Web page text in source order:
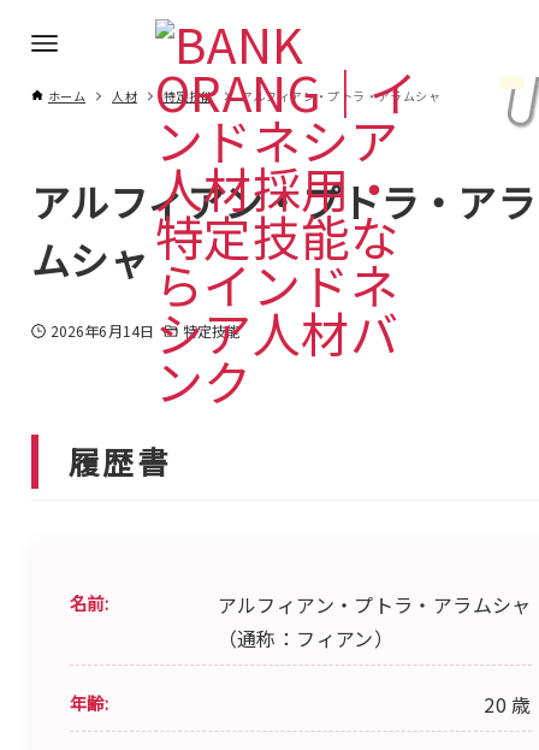
ホーム 人材 特定技能 アルフィアン・プトラ・アラムシャ
アルフィアン・プトラ・アラ
ムシャ
2026年6月14日 特定技能
履歴書
名前:
アルフィアン・プトラ・アラムシャ
（通称：フィアン）
年齢: 20 歳